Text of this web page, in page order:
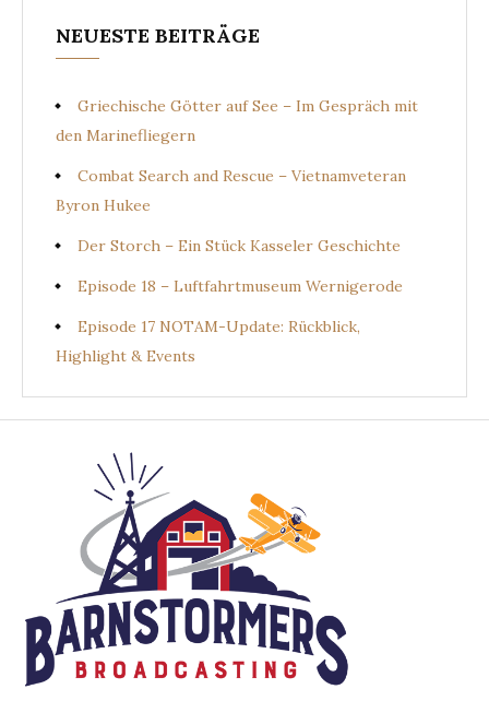
NEUESTE BEITRÄGE
Griechische Götter auf See – Im Gespräch mit
den Marinefliegern
Combat Search and Rescue – Vietnamveteran
Byron Hukee
Der Storch – Ein Stück Kasseler Geschichte
Episode 18 – Luftfahrtmuseum Wernigerode
Episode 17 NOTAM-Update: Rückblick,
Highlight & Events